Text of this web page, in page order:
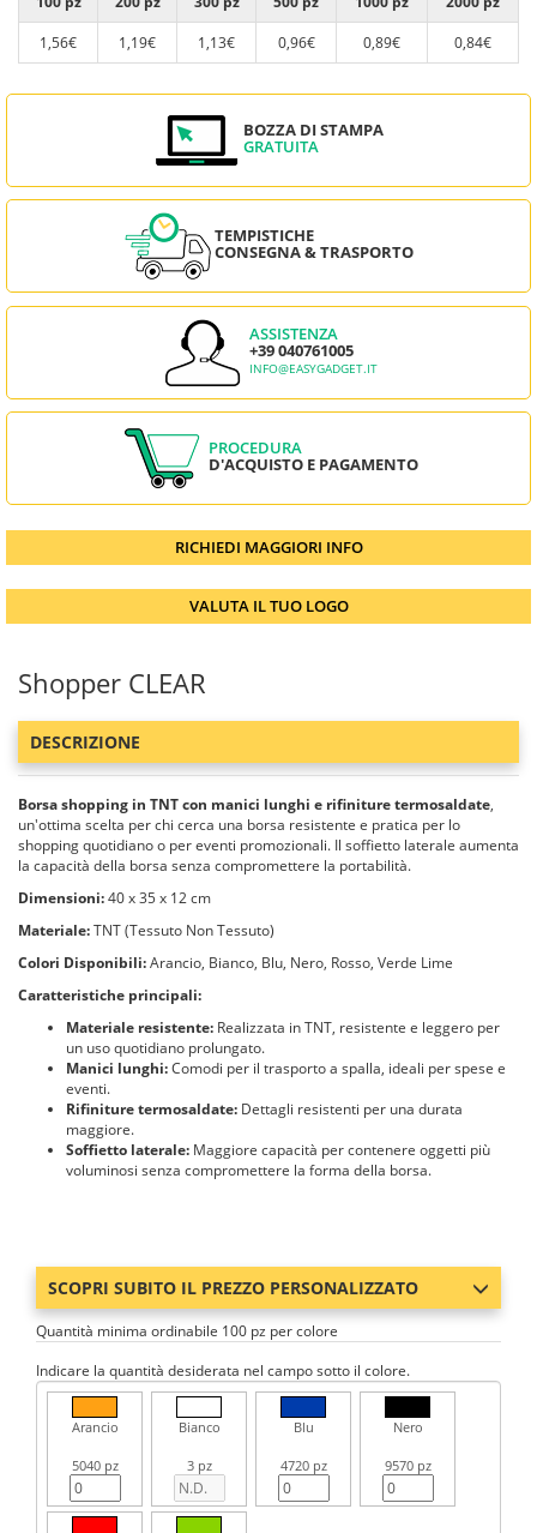
1,56€
1,19€ 1,13€ 0,96€ 0,89€ 0,84€
BOZZA DI STAMPA
GRATUITA
TEMPISTICHE
CONSEGNA & TRASPORTO
ASSISTENZA
+39 040761005
INFO@EASYGADGET.IT
PROCEDURA
D'ACQUISTO E PAGAMENTO
RICHIEDI MAGGIORI INFO
VALUTA IL TUO LOGO
Shopper CLEAR
DESCRIZIONE
Borsa shopping in TNT con manici lunghi e rifiniture termosaldate,
un'ottima scelta per chi cerca una borsa resistente e pratica per lo
shopping quotidiano o per eventi promozionali. Il soffietto laterale aumenta
la capacità della borsa senza compromettere la portabilità.
Dimensioni:40 x 35 x 12 cm
Materiale:TNT (Tessuto Non Tessuto)
Colori Disponibili:Arancio, Bianco, Blu, Nero, Rosso, Verde Lime
Caratteristiche principali:
Materiale resistente: Realizzata in TNT, resistente e leggero per
un uso quotidiano prolungato.
Manici lunghi:Comodi per il trasporto a spalla, ideali per spese e
eventi.
Rifiniture termosaldate: Dettagli resistenti per una durata
maggiore.
Soffietto laterale: Maggiore capacità per contenere oggetti più
voluminosi senza compromettere la forma della borsa.
SCOPRI SUBITO IL PREZZO PERSONALIZZATO
Quantità minima ordinabile 100 pz per colore
Indicare la quantità desiderata nel campo sotto il colore.
Arancio
5040 pz
Bianco
3 pz
Blu
4720 pz
Nero
9570 pz